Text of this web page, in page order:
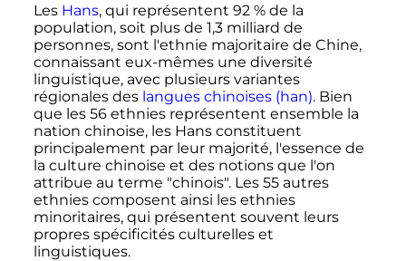
Les Hans, qui représentent 92 % de la
population, soit plus de 1,3 milliard de
personnes, sont l'ethnie majoritaire de Chine,
connaissant eux-mêmes une diversité
linguistique, avec plusieurs variantes
régionales des langues chinoises (han). Bien
que les 56 ethnies représentent ensemble la
nation chinoise, les Hans constituent
principalement par leur majorité, l'essence de
la culture chinoise et des notions que l'on
attribue au terme "chinois". Les 55 autres
ethnies composent ainsi les ethnies
minoritaires, qui présentent souvent leurs
propres spécificités culturelles et
linguistiques.